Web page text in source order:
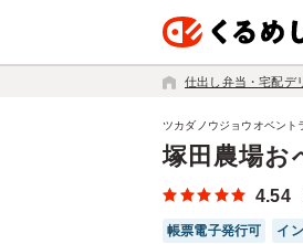
仕出し弁当・宅配デ
塚田農場お
ツカダノウジョウオベント
4.54
帳票電子発行可 イ